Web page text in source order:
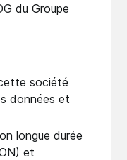
du Groupe
société
données et
longue durée
et